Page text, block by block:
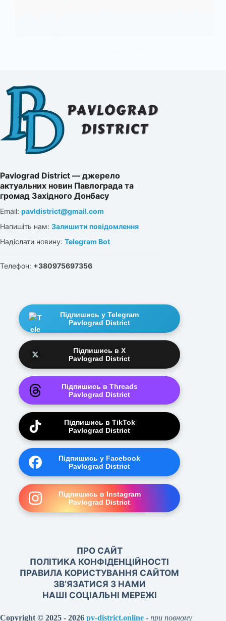
Pavlograd District — джерело
актуальних новин Павлограда та
громад Західного Донбасу
Email: pavldistrict@gmail.com
Напишіть нам: Залишити повідомлення
Надіслати новину: Telegram Bot
Телефон: +380975697356
Підпишись у Telegram
Pavlograd District
Підпишись в X
Pavlograd District
Підпишись в Threads
Pavlograd District
Підпишись в TikTok
Pavlograd District
Підпишись у Facebook
Pavlograd District
Підпишись в Instagram
Pavlograd District
ПРО САЙТ
ПОЛІТИКА КОНФІДЕНЦІЙНОСТІ
ПРАВИЛА КОРИСТУВАННЯ САЙТОМ
ЗВ’ЯЗАТИСЯ З НАМИ
НАШІ СОЦІАЛЬНІ МЕРЕЖІ
Copyright © 2025 - 2026 pv-district.online - при повному